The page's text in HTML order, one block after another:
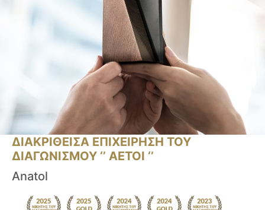
ΔΙΑΚΡΙΘΕΙΣΑ ΕΠΙΧΕΙΡΗΣΗ ΤΟΥ
ΔΙΑΓΩΝΙΣΜΟΥ ‘’ ΑΕΤΟΙ ‘’
Anatol